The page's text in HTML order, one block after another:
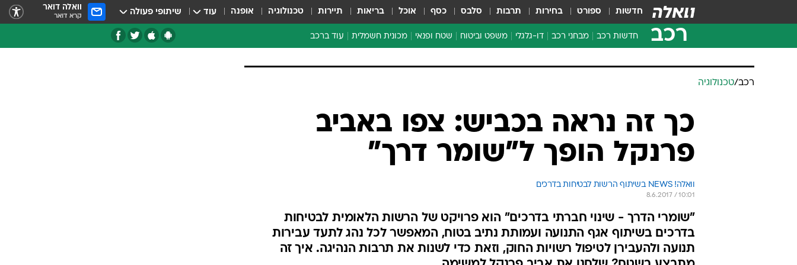
חדשות ספורט בחירות תרבות סלבס כסף אוכל בריאות תיירות טכנולוגיה אופנה עוד שיתופי פעולה וואלה דואר
קרא דואר
רכב חדשות רכב מבחני רכב דו-גלגלי משפט וביטוח שטח ופנאי מכונית חשמלית עוד ברכב
מבחנים ארוכי טווח
ספורט מוטורי
צרכנות
טכנולוגיה
רכב/טכנולוגיה
כך זה נראה בכביש: צפו באביב
פרנקל הופך ל"שומר דרך"
וואלה! NEWS בשיתוף הרשות לבטיחות בדרכים
8.6.2017 / 10:01
"שומרי הדרך - שינוי חברתי בדרכים" הוא פרויקט של הרשות הלאומית לבטיחות
בדרכים בשיתוף אגף התנועה ועמותת נתיב בטוח, המאפשר לכל נהג לתעד עבירות
תנועה ולהעבירן לטיפול רשויות החוק, וזאת כדי לשנות את תרבות הנהיגה. איך זה